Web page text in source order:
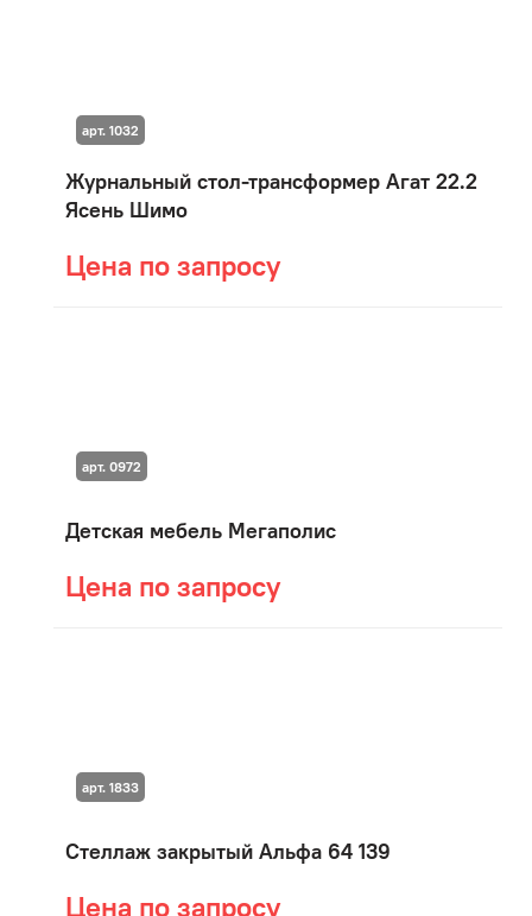
Журнальный стол-трансформер Агат 22.2
Ясень Шимо
Цена по запросу
арт. 1032
Детская мебель Мегаполис
Цена по запросу
арт. 0972
Стеллаж закрытый Альфа 64 139
Цена по запросу
арт. 1833